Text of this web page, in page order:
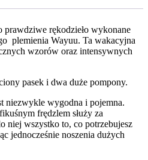
rękodzieło wykonane
plemienia Wayuu. Ta wakacyjna
wzorów oraz intensywnych
pasek i dwa duże pompony.
niezwykle wygodna i pojemna.
frędzlem służy za
niej wszystko to, co potrzebujesz
jednocześnie noszenia dużych